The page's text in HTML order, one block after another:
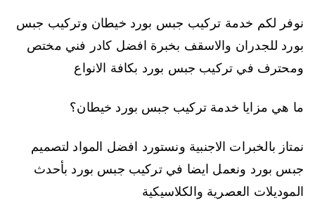
نوفر لكم خدمة تركيب جبس بورد خيطان وتركيب جبس
بورد للجدران والاسقف بخبرة افضل كادر فني مختص
ومحترف في تركيب جبس بورد بكافة الانواع
ما هي مزايا خدمة تركيب جبس بورد خيطان؟
نمتاز بالخبرات الاجنبية ونستورد افضل المواد لتصميم
جبس بورد ونعمل ايضا في تركيب جبس بورد بأحدث
الموديلات العصرية والكلاسيكية